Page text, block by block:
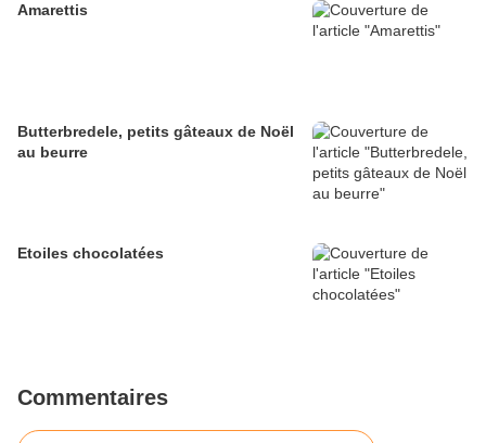
Amarettis
Butterbredele, petits gâteaux de Noël
au beurre
Etoiles chocolatées
Commentaires